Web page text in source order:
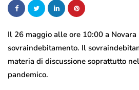
Il 26 maggio alle ore 10:00 a
sovraindebitamento. Il
materia di discussione soprattutto
pandemico.